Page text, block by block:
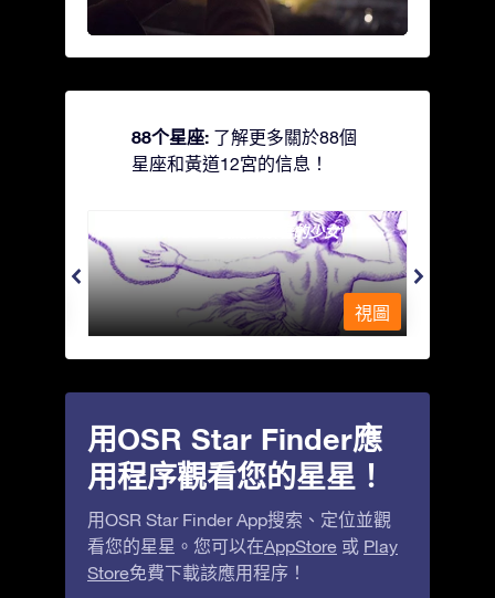
88个星座: 了解更多關於88個
星座和黃道12宮的信息！
Andromeda - 被鐵鍊鎖著的少女
視圖
用OSR Star Finder應
用程序觀看您的星星！
用OSR Star Finder App搜索、定位並觀
看您的星星。您可以在AppStore 或 Play
Store免費下載該應用程序！